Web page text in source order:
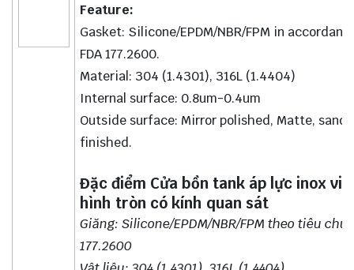
Feature:
Gasket: Silicone/EPDM/NBR/FPM in
FDA 177.2600.
Material: 304 (1.4301), 316L (1.4404)
Internal surface: 0.8um-0.4um
Outside surface: Mirror polished, Matte,
finished.
Đặc điểm Cửa bồn tank áp lực inox vi
hình tròn có kính quan sát
Giăng: Silicone/EPDM/NBR/FPM theo tiêu
177.2600